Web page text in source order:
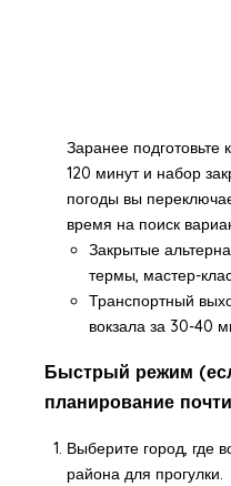
Заранее подготовьте
120 минут и набор
погоды вы
время на поиск
Закрытые
термы, мастер-
Транспортный
вокзала за 30-40
Быстрый режим
планирование
Выберите город, где
района для прогулки.